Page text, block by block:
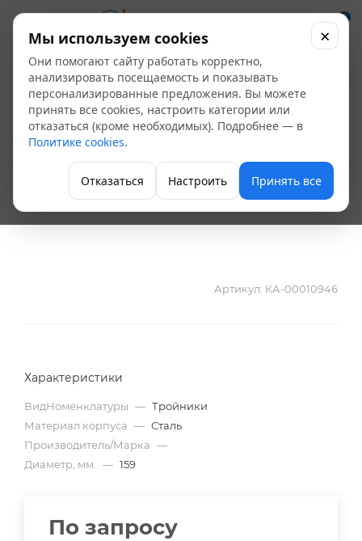
0
Тройник стальной
Ду 159х4,5-89х3
Тройник стальной
Артикул: КА-00010946
Характеристики
ВидНоменклатуры — Тройники
Материал корпуса — Сталь
Производитель/Марка —
Диаметр, мм.
— 159
По запросу
Мы используем cookies
Они помогают сайту работать корректно,
анализировать посещаемость и показывать
персонализированные предложения. Вы можете
принять все cookies, настроить категории или
отказаться (кроме необходимых). Подробнее — в
Политике cookies.
Отказаться Настроить Принять все
×